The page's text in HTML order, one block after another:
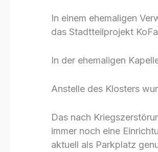
In einem ehemaligen
das Stadtteilprojekt
In der ehemaligen
Anstelle des Klosters
Das nach
immer noch eine
aktuell als Parkplatz